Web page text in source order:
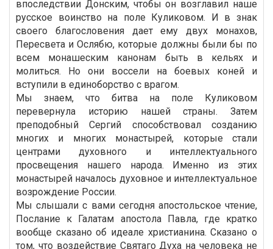
впоследствии Донским, чтобы он возглавил наше
русское воинство на поле Куликовом. И в знак
своего благословения дает ему двух монахов,
Пересвета и Ослябю, которые должны были бы по
всем монашеским канонам быть в кельях и
молиться. Но они воссели на боевых коней и
вступили в единоборство с врагом.
Мы знаем, что битва на поле Куликовом
перевернула историю нашей страны. Затем
преподобный Сергий способствовал созданию
многих и многих монастырей, которые стали
центрами духовного и интеллектуального
просвещения нашего народа. Именно из этих
монастырей началось духовное и интеллектуальное
возрождение России.
Мы слышали с вами сегодня апостольское чтение,
Послание к Галатам апостола Павла, где кратко
вообще сказано об идеале христианина. Сказано о
том, что воздействие Святаго Духа на человека не